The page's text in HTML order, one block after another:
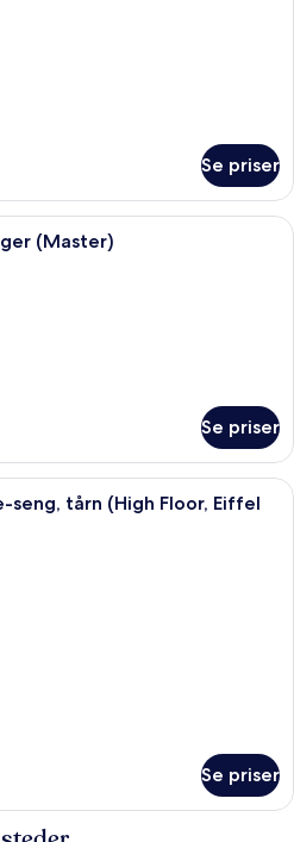
Se priser
Sengetøy av topp kvalitet, safe på
(Master)
Se priser
Rom – superior, 1 queensize-seng,
seng, tårn (High Floor, Eiffel
Se priser